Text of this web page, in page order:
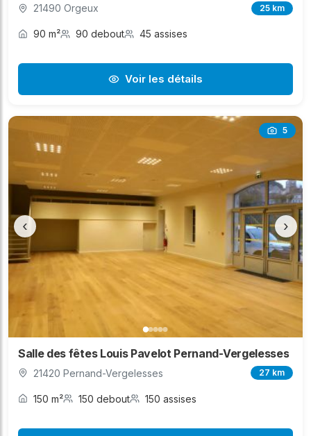
21490 Orgeux 25 km
90 m² 90 debout 45 assises
Voir les détails
5
‹ ›
Salle des fêtes Louis Pavelot Pernand-Vergelesses
21420 Pernand-Vergelesses 27 km
150 m² 150 debout 150 assises